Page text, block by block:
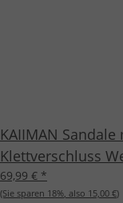
KAIIMAN
Klettverschluss
69,99 € *
(Sie sparen 18%, also 15,00 €)